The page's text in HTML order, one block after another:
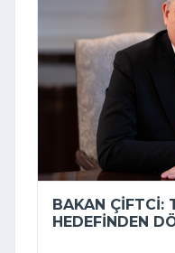
BAKAN ÇIFTCI:
HEDEFINDEN